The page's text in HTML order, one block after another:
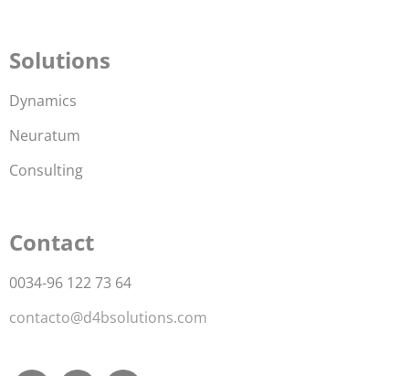
Solutions
Dynamics
Neuratum
Consulting
Contact
0034-96 122 73 64
contacto@d4bsolutions.com